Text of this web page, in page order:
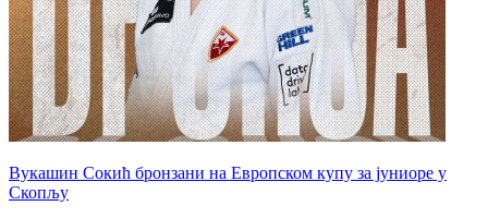
Вукашин Сокић бронзани на Европском купу за јуниоре у
Скопљу